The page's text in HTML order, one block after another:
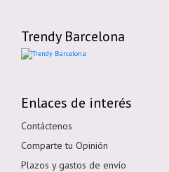
Trendy Barcelona
Enlaces de interés
Contáctenos
Comparte tu Opinión
Plazos y gastos de envío